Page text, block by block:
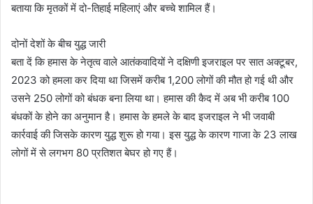
बताया कि मृतकों में दो-तिहाई महिलाएं और बच्चे शामिल हैं।
दोनों देशों के बीच युद्ध जारी
बता दें कि हमास के नेतृत्व वाले आतंकवादियों ने दक्षिणी इजराइल पर सात अक्टूबर,
2023 को हमला कर दिया था जिसमें करीब 1,200 लोगों की मौत हो गई थी और
उसने 250 लोगों को बंधक बना लिया था। हमास की कैद में अब भी करीब 100
बंधकों के होने का अनुमान है। हमास के हमले के बाद इजराइल ने भी जवाबी
कार्रवाई की जिसके कारण युद्ध शुरू हो गया। इस युद्ध के कारण गाजा के 23 लाख
लोगों में से लगभग 80 प्रतिशत बेघर हो गए हैं।